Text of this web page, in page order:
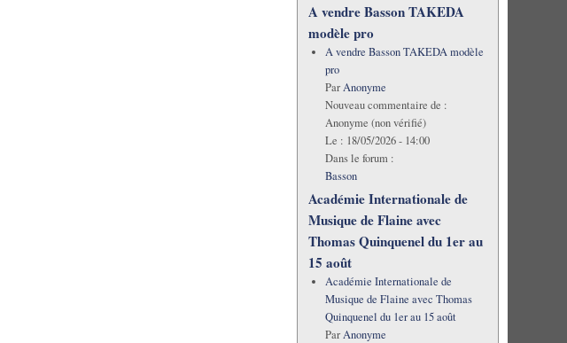
A vendre Basson TAKEDA
modèle pro
A vendre Basson TAKEDA modèle
pro
ParAnonyme
Nouveau commentaire de :
Anonyme (non vérifié)
Le : 18/05/2026 - 14:00
Dans le forum :
Basson
Académie Internationale de
Musique de Flaine avec
Thomas Quinquenel du 1er au
15 août
Académie Internationale de
Musique de Flaine avec Thomas
Quinquenel du 1er au 15 août
ParAnonyme